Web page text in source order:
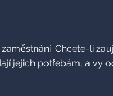
Chcete-li
jejich potřebám, a vy